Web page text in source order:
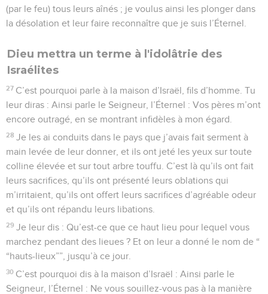
(par le feu) tous leurs aînés ; je voulus ainsi les plonger dans
la désolation et leur faire reconnaître que je suis l’Éternel.
Dieu mettra un terme à l'idolâtrie des
Israélites
27 C’est pourquoi parle à la maison d’Israël, fils d’homme. Tu
leur diras : Ainsi parle le Seigneur, l’Éternel : Vos pères m’ont
encore outragé, en se montrant infidèles à mon égard.
28 Je les ai conduits dans le pays que j’avais fait serment à
main levée de leur donner, et ils ont jeté les yeux sur toute
colline élevée et sur tout arbre touffu. C’est là qu’ils ont fait
leurs sacrifices, qu’ils ont présenté leurs oblations qui
m’irritaient, qu’ils ont offert leurs sacrifices d’agréable odeur
et qu’ils ont répandu leurs libations.
29 Je leur dis : Qu’est-ce que ce haut lieu pour lequel vous
marchez pendant des lieues ? Et on leur a donné le nom de “
“hauts-lieux””, jusqu’à ce jour.
30 C’est pourquoi dis à la maison d’Israël : Ainsi parle le
Seigneur, l’Éternel : Ne vous souillez-vous pas à la manière